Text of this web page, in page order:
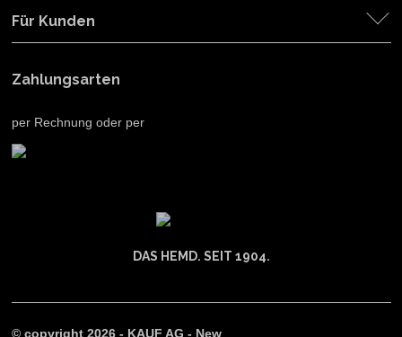
Für Kunden
Zahlungsarten
per Rechnung oder per
DAS HEMD. SEIT 1904.
© copyright 2026 - KAUF AG - New